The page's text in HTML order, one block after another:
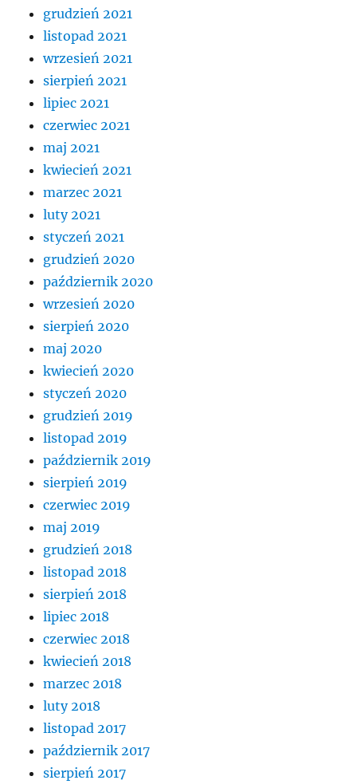
grudzień 2021
listopad 2021
wrzesień 2021
sierpień 2021
lipiec 2021
czerwiec 2021
maj 2021
kwiecień 2021
marzec 2021
luty 2021
styczeń 2021
grudzień 2020
październik 2020
wrzesień 2020
sierpień 2020
maj 2020
kwiecień 2020
styczeń 2020
grudzień 2019
listopad 2019
październik 2019
sierpień 2019
czerwiec 2019
maj 2019
grudzień 2018
listopad 2018
sierpień 2018
lipiec 2018
czerwiec 2018
kwiecień 2018
marzec 2018
luty 2018
listopad 2017
październik 2017
sierpień 2017